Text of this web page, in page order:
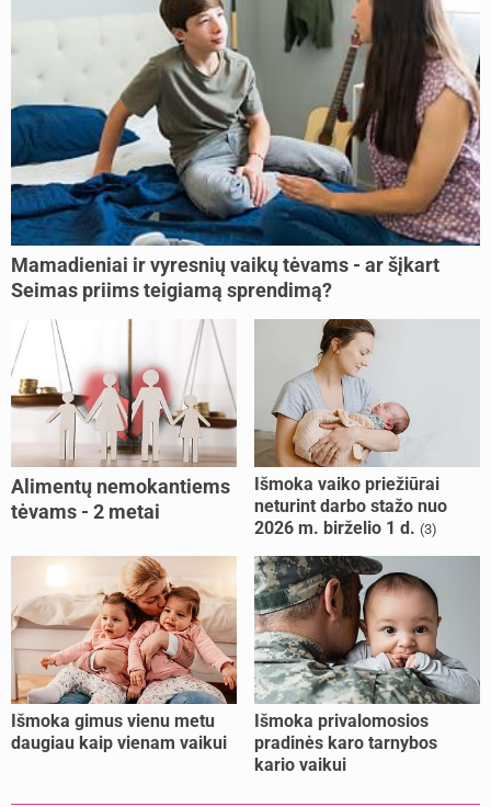
Mamadieniai ir vyresnių vaikų tėvams - ar šįkart
Seimas priims teigiamą sprendimą?
Alimentų nemokantiems
tėvams - 2 metai
Išmoka vaiko priežiūrai
neturint darbo stažo nuo
2026 m. birželio 1 d. (3)
Išmoka gimus vienu metu
daugiau kaip vienam vaikui
Išmoka privalomosios
pradinės karo tarnybos
kario vaikui